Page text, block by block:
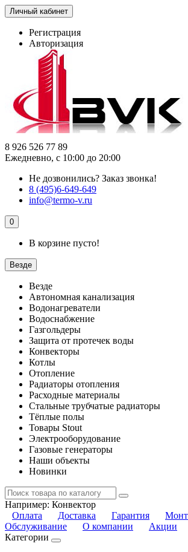
Личный кабинет
Регистрация
Авторизация
8 926 526 77 89
Ежедневно, с 10:00 до 20:00
Не дозвонились? Заказ звонка!
8 (495)6-649-649
info@termo-v.ru
0
В корзине пусто!
Везде
Везде
Автономная канализация
Водонагреватели
Водоснабжение
Газгольдеры
Защита от протечек воды
Конвекторы
Котлы
Отопление
Радиаторы отопления
Расходные материалы
Стальные трубчатые радиаторы
Тёплые полы
Товары Stout
Электрооборудование
Газовые генераторы
Наши объекты
Новинки
Например: Конвектор
Оплата
Доставка Гарантия
Обслуживание
О компании Акции
Категории